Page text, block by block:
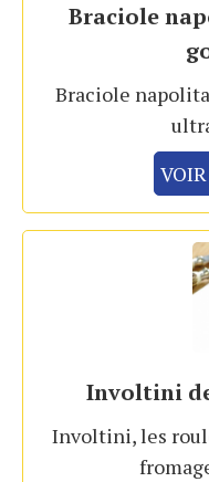
Braciole
Braciole
Involtini
Involtini, les